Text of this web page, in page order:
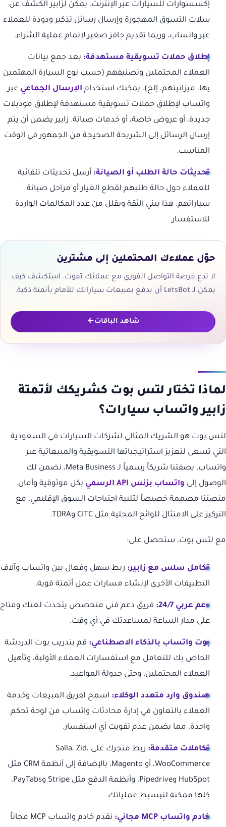
إكسسوارات للسيارات عبر الإنترنت، يمكن لزابير الكشف عن
سلات التسوق المهجورة وإرسال رسائل تذكير ودودة للعملاء
عبر واتساب، وربما تقديم حافز صغير لإتمام عملية الشراء.
إطلاق حملات تسويقية مستهدفة: بعد جمع بيانات
العملاء المحتملين وتصنيفهم (حسب نوع السيارة المهتمين
بها، ميزانيتهم، إلخ)، يمكنك استخدام الإرسال الجماعي عبر
واتساب لإطلاق حملات تسويقية مستهدفة لإطلاق موديلات
جديدة، أو عروض خاصة، أو خدمات صيانة. زابير يضمن أن يتم
إرسال الرسائل إلى الشريحة الصحيحة من الجمهور في الوقت
المناسب.
تحديثات حالة الطلب أو الصيانة: أرسل تحديثات تلقائية
للعملاء حول حالة طلبهم لقطع الغيار أو مراحل صيانة
سياراتهم. هذا يبني الثقة ويقلل من عدد المكالمات الواردة
للاستفسار.
حوّل عملاءك المحتملين إلى مشترين
لا تدع فرصة التواصل الفوري مع عملائك تفوت. استكشف كيف
يمكن لـ LetsBot أن يدفع بمبيعات سياراتك للأمام بأتمتة ذكية.
شاهد الباقات
لماذا تختار لتس بوت كشريكك لأتمتة
زابير واتساب سيارات؟
لتس بوت هو الشريك المثالي لشركات السيارات في السعودية
التي تسعى لتعزيز استراتيجياتها التسويقية والمبيعاتية عبر
واتساب. بصفتنا شريكاً رسمياً لـ Meta Business، نضمن لك
الوصول إلى واتساب بزنس API الرسمي
بكل موثوقية وأمان.
منصتنا مصممة خصيصاً لتلبية احتياجات السوق الإقليمي، مع
التركيز على الامتثال للوائح المحلية مثل CITC وTDRA.
مع لتس بوت، ستحصل على:
تكامل سلس مع زابير: ربط سهل وفعال بين واتساب وآلاف
التطبيقات الأخرى لإنشاء مسارات عمل أتمتة قوية.
دعم عربي 24/7:
فريق دعم فني متخصص يتحدث لغتك ومتاح
على مدار الساعة لمساعدتك في أي وقت.
بوت واتساب بالذكاء الاصطناعي: قم بتدريب بوت الدردشة
الخاص بك للتعامل مع استفسارات العملاء الأولية، وتأهيل
العملاء المحتملين، وحتى جدولة المواعيد.
صندوق وارد متعدد الوكلاء: اسمح لفريق المبيعات وخدمة
العملاء بالتعاون في إدارة محادثات واتساب من لوحة تحكم
واحدة، مما يضمن عدم تفويت أي استفسار.
تكاملات متقدمة:
ربط متجرك على Salla، Zid،
WooCommerce، أو Magento، بالإضافة إلى أنظمة CRM مثل
HubSpot وPipedrive، وأنظمة الدفع مثل Stripe وPayTabs،
كلها ممكنة لتبسيط عملياتك.
خادم واتساب MCP مجاني: نقدم خادم واتساب MCP مجاناً